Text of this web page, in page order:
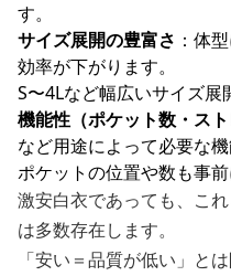
す。
サイズ展開の豊富さ ：体
効率が下がります。
S〜4Lなど幅広いサイズ展
機能性（ポケット数・スト
など用途によって必要な機
ポケットの位置や数も事前
激安白衣であっても、こ
は多数存在します。
「安い＝品質が低い」と